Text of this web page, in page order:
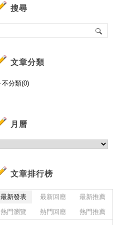
搜尋
文章分類
不分類(0)
月曆
文章排行榜
最新發表 最新回應
最新推薦
熱門瀏覽
熱門回應 熱門推薦